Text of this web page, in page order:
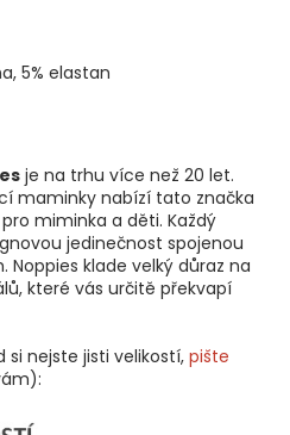
5% elastan
je na trhu více než 20 let.
maminky nabízí tato značka
miminka a děti. Každý
jedinečnost spojenou
klade velký důraz na
které vás určitě překvapí
si nejste jisti velikostí, pište